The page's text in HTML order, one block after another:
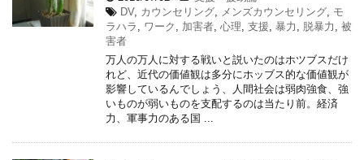
DV, カウンセリング メンズカウンセリング モ
ラハラ
ワーク 加害者 心理 支援 暴力 脱暴力
被
害者
万人の万人に対する戦いと説いたのはホツブスだけ
れど、近代の価値観は多分にホッブス的な価値観が
影響しているんでしょう、人間社会は弱肉強食、強
いものが弱いものを支配するのは当たり前。経済
力、軍事力のある国 ...